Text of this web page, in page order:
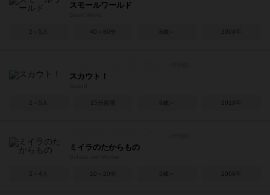
スモールワールド
2～5人 40～80分 8歳～ 2009年
スカウト！
2～5人 15分前後 9歳～ 2019年
ミイラのたからもの
2～4人 10～20分 5歳～ 2009年